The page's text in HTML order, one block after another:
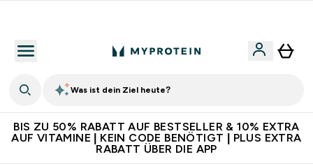
Was ist dein Ziel heute?
BIS ZU 50% RABATT AUF BESTSELLER & 10% EXTRA
AUF VITAMINE | KEIN CODE BENÖTIGT | PLUS EXTRA
RABATT ÜBER DIE APP